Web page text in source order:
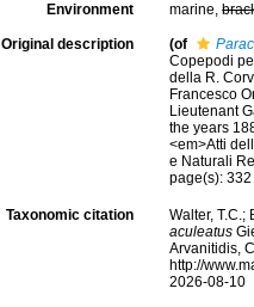
Environment marine,
Original description (of
Copepodi
della R.
Francesco
Lieutenant
the years
<em>Atti
e Naturali
page(s):
Taxonomic citation
Walter,
aculeatus
Arvanitidis,
http://
2026-08-10